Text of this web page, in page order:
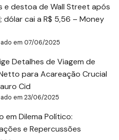
e destoa de Wall Street após
dólar cai a R$ 5,56 – Money
em 07/06/2025
Detalhes de Viagem de
para Acareação Crucial
Cid
em 23/06/2025
em Dilema Político:
e Repercussões